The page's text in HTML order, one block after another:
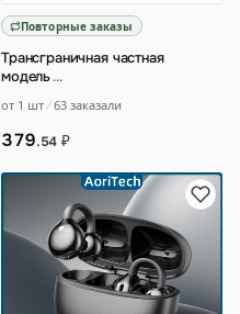
Повторные заказы
Трансграничная частная
модель…
от 1 шт 63 заказали
379.54 ₽